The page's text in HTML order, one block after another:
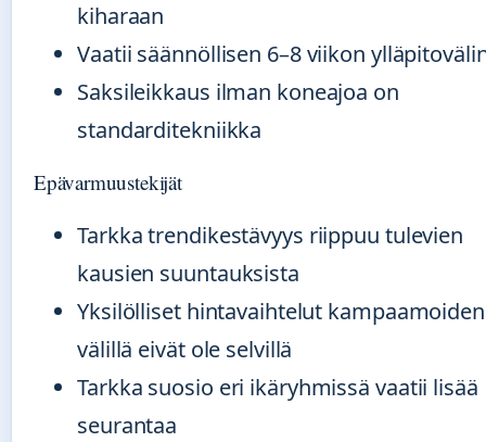
kiharaan
Vaatii säännöllisen 6–8 viikon
Saksileikkaus ilman koneajoa on
standarditekniikka
Epävarmuustekijät
Tarkka trendikestävyys riippuu tulevien
kausien suuntauksista
Yksilölliset hintavaihtelut kampaamoiden
välillä eivät ole selvillä
Tarkka suosio eri ikäryhmissä vaatii lisää
seurantaa